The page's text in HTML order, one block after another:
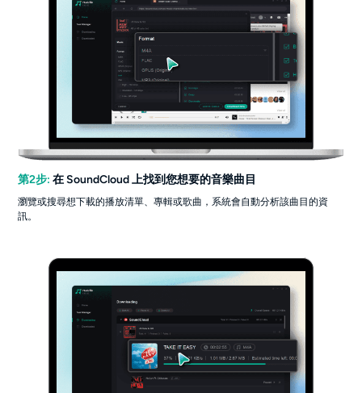
第2步: 在 SoundCloud 上找到您想要的音樂曲目
瀏覽或搜尋想下載的播放清單、專輯或歌曲，系統會自動分析該曲目的資
訊。